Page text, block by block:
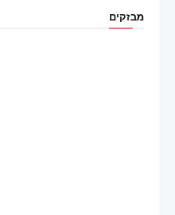
מבזקים